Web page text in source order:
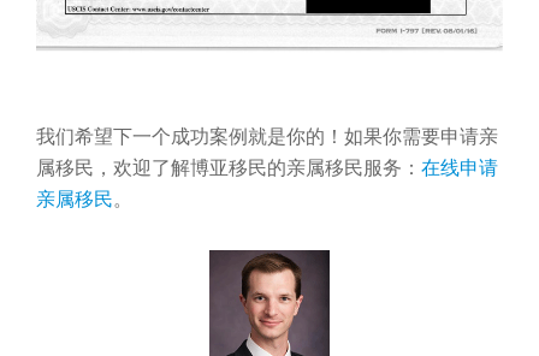
我们希望下一个成功案例就是你的！如果你需要申请亲
属移民，欢迎了解博亚移民的亲属移民服务： 在线申请
亲属移民。